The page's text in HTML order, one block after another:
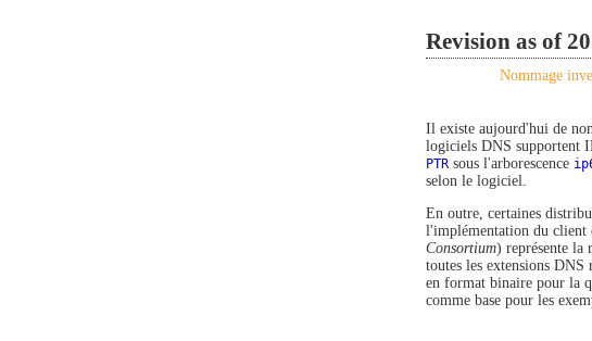
Revision as of
Nommage
Il existe aujourd'hui de
logiciels DNS supportent
PTR sous l'arborescence
selon le logiciel.
En outre, certaines
l'implémentation du client
Consortium) représente la
toutes les extensions
en format binaire pour la
comme base pour les